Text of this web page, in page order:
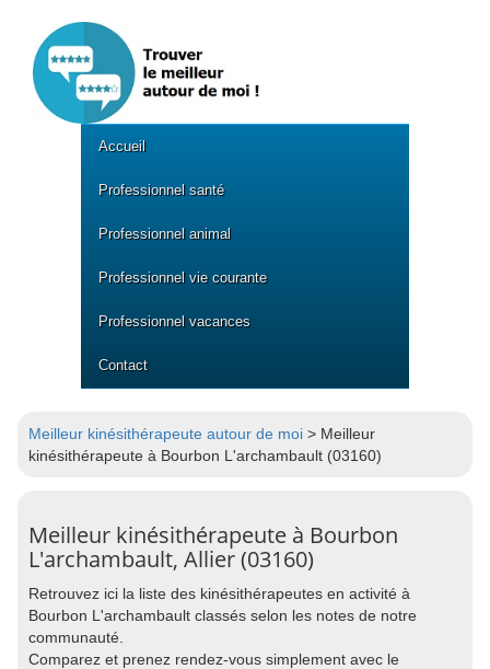
Accueil
Professionnel santé
Professionnel animal
Professionnel vie courante
Professionnel vacances
Contact
Meilleur kinésithérapeute autour de moi > Meilleur
kinésithérapeute à Bourbon L'archambault (03160)
Meilleur kinésithérapeute à Bourbon
L'archambault, Allier (03160)
Retrouvez ici la liste des kinésithérapeutes en activité à
Bourbon L'archambault classés selon les notes de notre
communauté.
Comparez et prenez rendez-vous simplement avec le